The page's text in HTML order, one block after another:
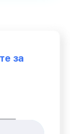
за